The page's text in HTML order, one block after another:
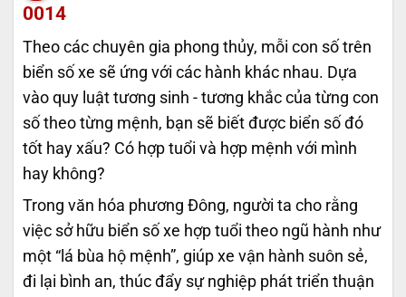
0014
Theo các chuyên gia phong thủy, mỗi con số trên
biển số xe sẽ ứng với các hành khác nhau. Dựa
vào quy luật tương sinh - tương khắc của từng con
số theo từng mệnh, bạn sẽ biết được biển số đó
tốt hay xấu? Có hợp tuổi và hợp mệnh với mình
hay không?
Trong văn hóa phương Đông, người ta cho rằng
việc sở hữu biển số xe hợp tuổi theo ngũ hành như
một “lá bùa hộ mệnh”, giúp xe vận hành suôn sẻ,
đi lại bình an, thúc đẩy sự nghiệp phát triển thuận